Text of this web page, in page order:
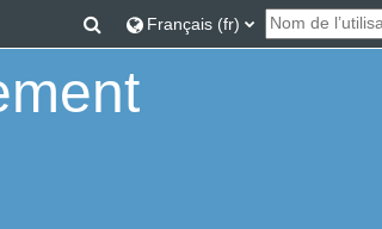
Activer/désactiver la saisie de
Français ‎(fr)‎